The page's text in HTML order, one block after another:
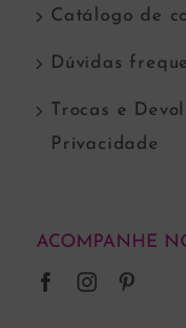
Catálogo de
Dúvidas
Trocas e
Privacidade
ACOMPANHE